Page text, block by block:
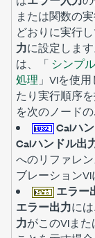
または関数の
どおりに実行
力に設定しま
は、「 シンプ
処理 」VIを使
たり実行順序
を次のノードの
Calハ
Calハンドル出
へのリファレ
ブレーションVI
エラー
エラー出力に
力がこのVIま